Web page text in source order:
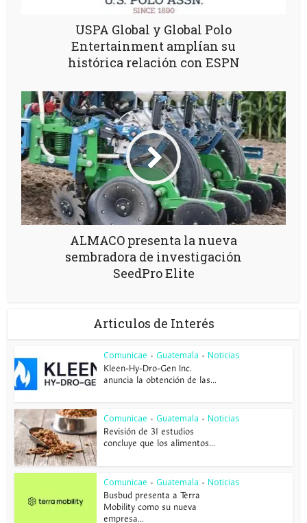
USPA Global y Global Polo
Entertainment amplían su
histórica relación con ESPN
ALMACO presenta la nueva
sembradora de investigación
SeedPro Elite
Articulos de Interés
Comunicae • Guatemala • Noticias
Kleen-Hy-Dro-Gen Inc.
anuncia la obtención de las...
Comunicae • Guatemala • Noticias
Revisión de 31 estudios
concluye que los alimentos...
Comunicae • Guatemala • Noticias
Busbud presenta a Terra
Mobility como su nueva
empresa...